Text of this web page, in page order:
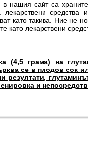
нашия сайт са
средства
като такива. Ние не
като лекарствени
(4,5 грама) на
се в плодов сок
резултати,
и